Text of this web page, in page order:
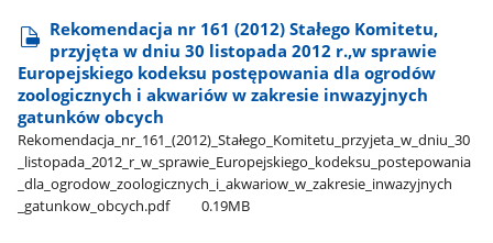
Rekomendacja nr 161 (2012) Stałego Komitetu,
przyjęta w dniu 30 listopada 2012 r.,w sprawie
Europejskiego kodeksu postępowania dla ogrodów
zoologicznych i akwariów w zakresie inwazyjnych
gatunków obcych
Rekomendacja​_nr​_161​_(2012)​_Stałego​_Komitetu​_przyjeta​_w​_dniu​_30​
_listopada​_2012​_r​_w​_sprawie​_Europejskiego​_kodeksu​_postepowania​
_dla​_ogrodow​_zoologicznych​_i​_akwariow​_w​_zakresie​_inwazyjnych​
_gatunkow​_obcych.pdf
0.19MB